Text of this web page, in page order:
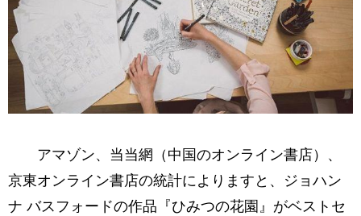
アマゾン、当当網（中国のオンライン書店）、
京東オンライン書店の統計によりますと、ジョハン
ナ バスフォードの作品『ひみつの花園』がベストセ